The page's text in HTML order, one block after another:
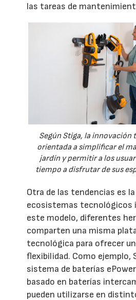
las tareas de
Según Stiga, la innovación
orientada a simplificar el
jardín y permitir a los
tiempo a disfrutar de sus
Otra de las tendencias es
ecosistemas tecnológicos
este modelo, diferentes
comparten una misma
tecnológica para ofrecer
flexibilidad. Como ejemplo,
sistema de baterías
basado en baterías
pueden utilizarse en